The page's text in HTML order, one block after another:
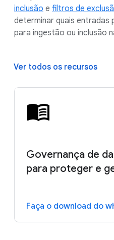
inclusão e filtros de
determinar quais entradas
para ingestão ou inclusão
Ver todos os recursos
Governança de
para proteger e
Faça o download do